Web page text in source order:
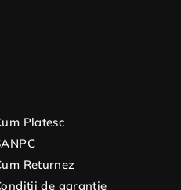
Platesc
Returnez
de garanție